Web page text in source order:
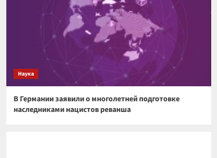
Наука
В Германии заявили о многолетней подготовке
наследниками нацистов реванша